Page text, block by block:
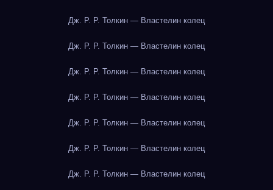
Дж. Р. Р. Толкин — Властелин колец
Дж. Р. Р. Толкин — Властелин колец
Дж. Р. Р. Толкин — Властелин колец
Дж. Р. Р. Толкин — Властелин колец
Дж. Р. Р. Толкин — Властелин колец
Дж. Р. Р. Толкин — Властелин колец
Дж. Р. Р. Толкин — Властелин колец